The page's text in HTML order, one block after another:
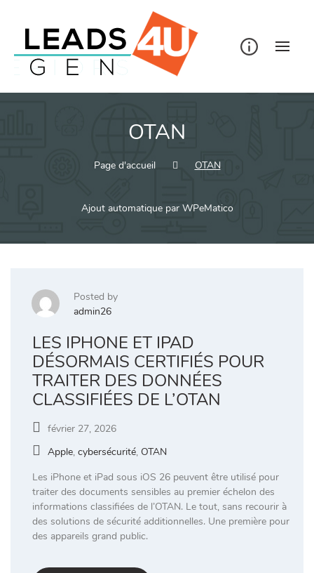
OTAN
Page d'accueil OTAN
Ajout automatique par WPeMatico
Posted by
admin26
LES IPHONE ET IPAD
DÉSORMAIS CERTIFIÉS POUR
TRAITER DES DONNÉES
CLASSIFIÉES DE L’OTAN
février 27, 2026
Apple, cybersécurité, OTAN
Les iPhone et iPad sous iOS 26 peuvent être utilisé pour
traiter des documents sensibles au premier échelon des
informations classifiées de l’OTAN. Le tout, sans recourir à
des solutions de sécurité additionnelles. Une première pour
des appareils grand public.